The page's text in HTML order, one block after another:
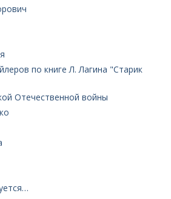
по книге Л. Лагина "Старик
Отечественной войны